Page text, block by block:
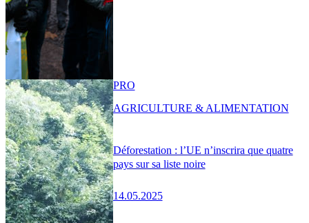
Déforestation : l’UE n’inscrira que quatre
pays sur sa liste noire
14.05.2025
PRO
AGRICULTURE & ALIMENTATION